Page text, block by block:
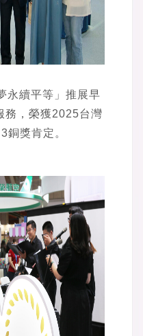
永續平等」推展早
務，榮獲2025台灣
銅獎肯定。